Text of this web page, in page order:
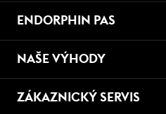
ENDORPHIN PAS
NAŠE VÝHODY
ZÁKAZNICKÝ SERVIS